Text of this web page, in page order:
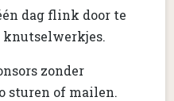
dag flink door te
knutselwerkjes.
zonder
sturen of mailen.